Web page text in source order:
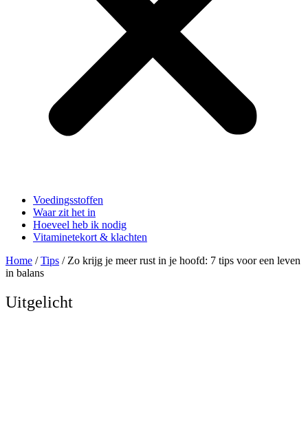
Voedingsstoffen
Waar zit het in
Hoeveel heb ik nodig
Vitaminetekort & klachten
Home /Tips / Zo krijg je meer rust in je hoofd: 7 tips voor een leven
in balans
Uitgelicht